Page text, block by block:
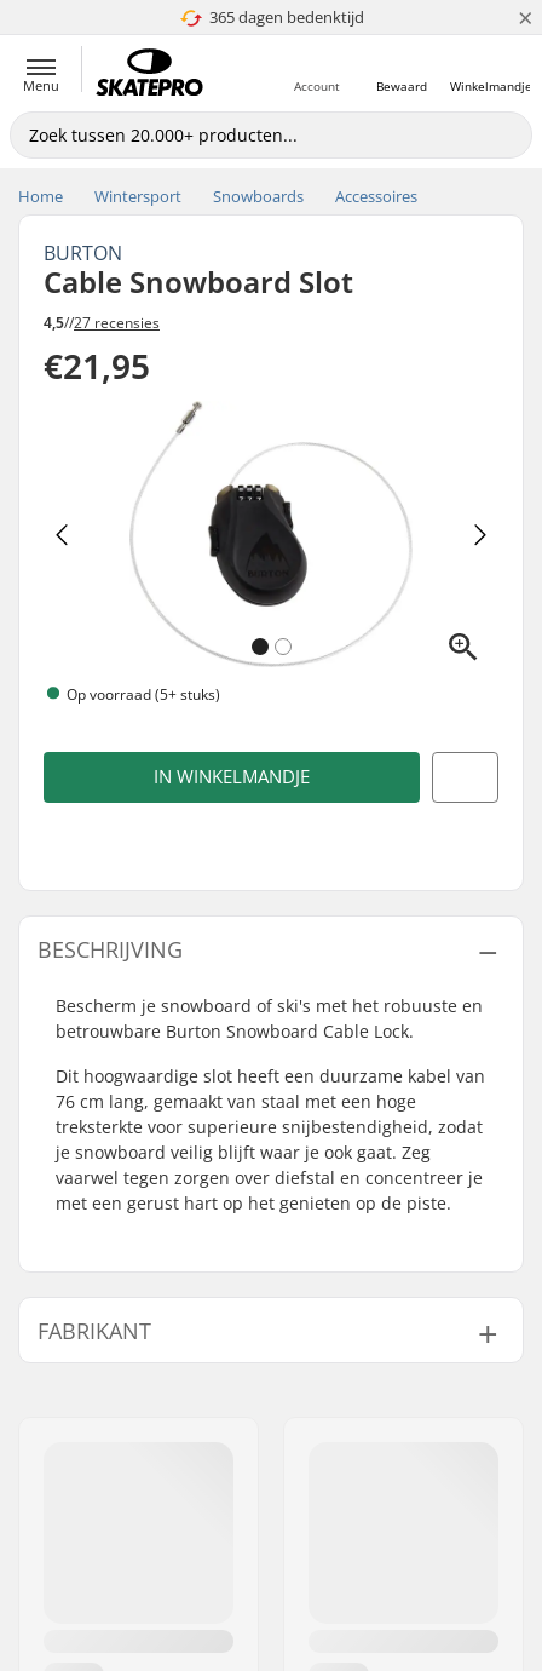
365 dagen bedenktijd
4.8 van 5 ×
Menu Winkelmandje
Bewaard
Account
Home Wintersport Snowboards Accessoires
BURTON
Cable Snowboard Slot
4,5//27 recensies
€21,95
Op voorraad (5+ stuks)
IN WINKELMANDJE
BESCHRIJVING
Bescherm je snowboard of ski's met het robuuste en
betrouwbare Burton Snowboard Cable Lock.
Dit hoogwaardige slot heeft een duurzame kabel van
76 cm lang, gemaakt van staal met een hoge
treksterkte voor superieure snijbestendigheid, zodat
je snowboard veilig blijft waar je ook gaat. Zeg
vaarwel tegen zorgen over diefstal en concentreer je
met een gerust hart op het genieten op de piste.
FABRIKANT